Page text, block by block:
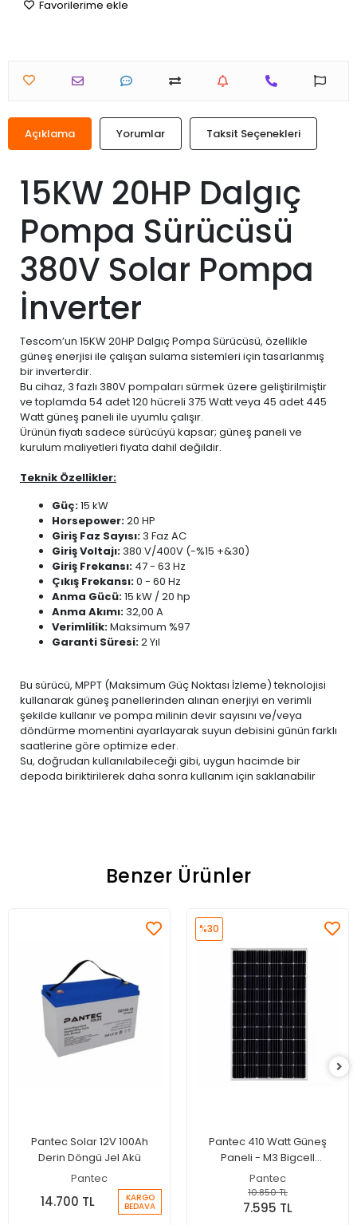
Favorilerime ekle
Açıklama Yorumlar Taksit Seçenekleri
15KW 20HP Dalgıç
Pompa Sürücüsü
380V Solar Pompa
İnverter
Tescom’un 15KW 20HP Dalgıç Pompa Sürücüsü, özellikle
güneş enerjisi ile çalışan sulama sistemleri için tasarlanmış
bir inverterdir.
Bu cihaz, 3 fazlı 380V pompaları sürmek üzere geliştirilmiştir
ve toplamda 54 adet 120 hücreli 375 Watt veya 45 adet 445
Watt güneş paneli ile uyumlu çalışır.
Ürünün fiyatı sadece sürücüyü kapsar; güneş paneli ve
kurulum maliyetleri fiyata dahil değildir.
Teknik Özellikler:
Güç:15 kW
Horsepower:20 HP
Giriş Faz Sayısı:3 Faz AC
Giriş Voltajı:380 V/400V (-%15 +&30)
Giriş Frekansı: 47 - 63 Hz
Çıkış Frekansı:0 - 60 Hz
Anma Gücü:15 kW / 20 hp
Anma Akımı:32,00 A
Verimlilik:Maksimum %97
Garanti Süresi:2 Yıl
Bu sürücü, MPPT (Maksimum Güç Noktası İzleme) teknolojisi
kullanarak güneş panellerinden alınan enerjiyi en verimli
şekilde kullanır ve pompa milinin devir sayısını ve/veya
döndürme momentini ayarlayarak suyun debisini günün farklı
saatlerine göre optimize eder.
Su, doğrudan kullanılabileceği gibi, uygun hacimde bir
depoda biriktirilerek daha sonra kullanım için saklanabilir
Benzer Ürünler
Pantec Solar 12V 100Ah
Derin Döngü Jel Akü
Pantec
14.700 TL KARGO
BEDAVA
Pantec 410 Watt Güneş
Paneli - M3 Bigcell
Monokristal Solar Panel
Pantec
%30
10.850 TL
7.595 TL